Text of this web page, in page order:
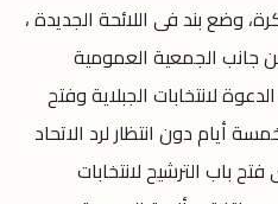
وضع بند فى اللائحة الجديدة ،
جانب الجمعية العمومية
لانتخابات الجبلاية وفتح
أيام دون انتظار لرد الاتحاد
باب الترشيح لانتخابات